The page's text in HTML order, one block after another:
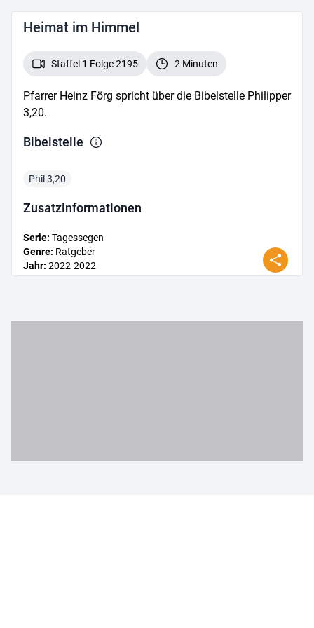
Heimat im Himmel
Staffel 1 Folge 2195 2 Minuten
Pfarrer Heinz Förg spricht über die Bibelstelle Philipper
3,20.
Bibelstelle
Phil 3,20
Zusatz­informationen
Serie: Tagessegen
Genre: Ratgeber
Jahr: 2022-2022